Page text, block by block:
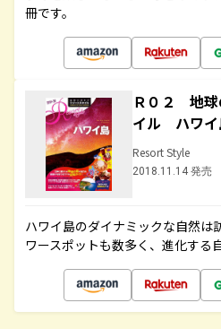
冊です。
Ｒ０２ 地
イル ハワイ
Resort Style
2018.11.14 発売
ハワイ島のダイナミックな自然は
ワースポットも数多く、進化する